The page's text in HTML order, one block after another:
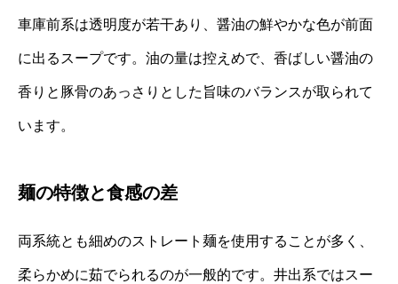
車庫前系は透明度が若干あり、醤油の鮮やかな色が前面
に出るスープです。油の量は控えめで、香ばしい醤油の
香りと豚骨のあっさりとした旨味のバランスが取られて
います。
麺の特徴と食感の差
両系統とも細めのストレート麺を使用することが多く、
柔らかめに茹でられるのが一般的です。井出系ではスー